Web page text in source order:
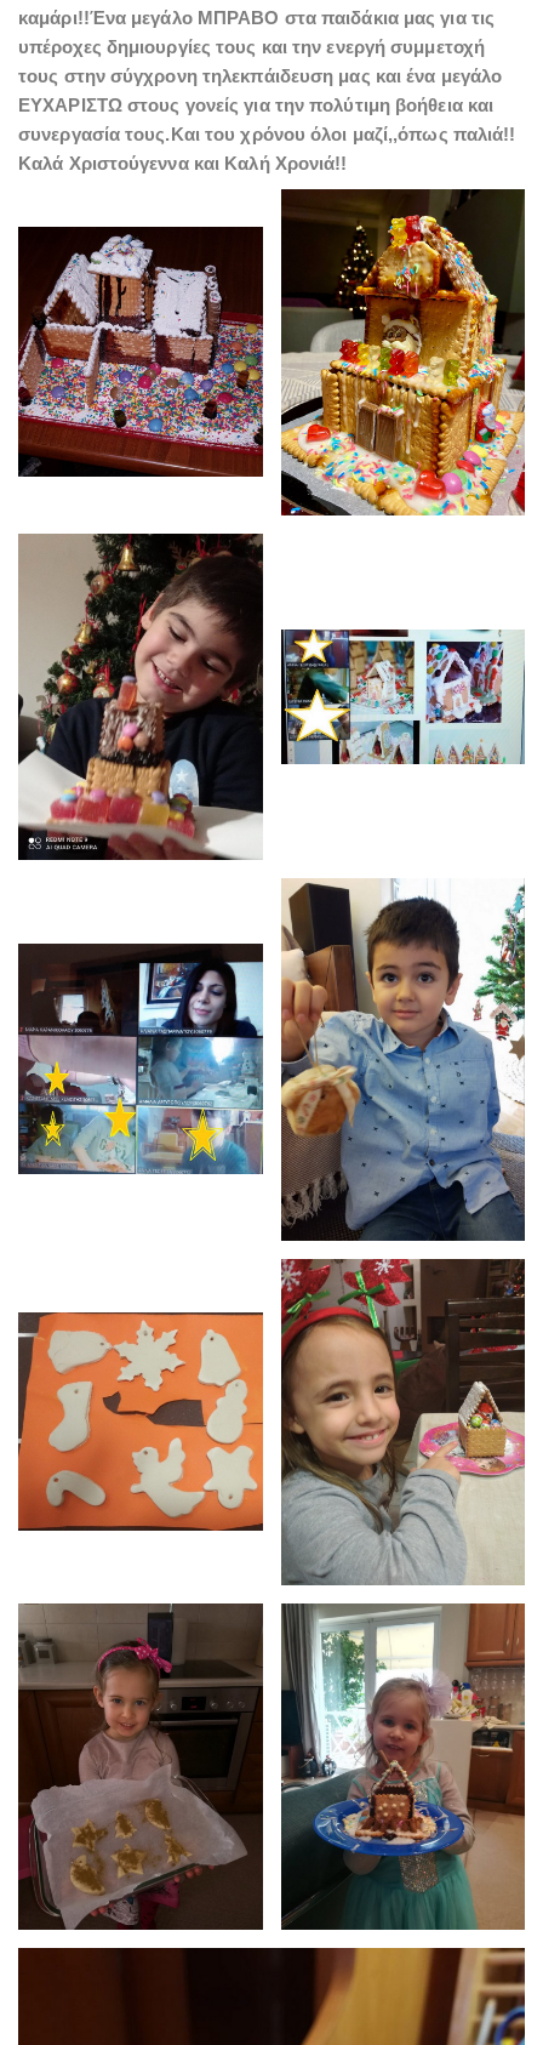
καμάρι!!Ένα μεγάλο ΜΠΡΑΒΟ στα παιδάκια μας για τις
υπέροχες δημιουργίες τους και την ενεργή συμμετοχή
τους στην σύγχρονη τηλεκπάιδευση μας και ένα μεγάλο
ΕΥΧΑΡΙΣΤΩ στους γονείς για την πολύτιμη βοήθεια και
συνεργασία τους.Και του χρόνου όλοι μαζί,,όπως παλιά!!
Καλά Χριστούγεννα και Καλή Χρονιά!!